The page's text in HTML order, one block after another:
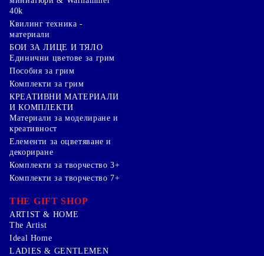
40k
Квилинг техника -
материали
БОИ ЗА ЛИЦЕ И ТЯЛО
Единични цветове за грим
Пособия за грим
Комплекти за грим
КРЕАТИВНИ МАТЕРИАЛИ
И КОМПЛЕКТИ
Mатериали за моделиране и
креативност
Елементи за оцветяване и
декориране
Комплекти за творчество 3+
Комплекти за творчество 7+
THE GIFT SHOP
ARTIST & HOME
The Artist
Ideal Home
LADIES & GENTLEMEN